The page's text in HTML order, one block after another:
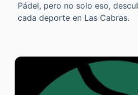
Pádel, pero no solo eso,
cada deporte en Las Cabras.